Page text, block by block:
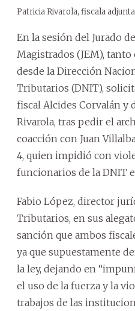
Patricia Rivarola, fiscala
En la sesión del Jurado
Magistrados (JEM),
desde la Dirección
Tributarios (DNIT),
fiscal Alcides Corvalán y
Rivarola, tras pedir el
coacción con Juan
4, quien impidió con
funcionarios de la DNIT
Fabio López, director
Tributarios, en sus
sanción que ambos
ya que supuestamente
la ley, dejando en
el uso de la fuerza y la
trabajos de las